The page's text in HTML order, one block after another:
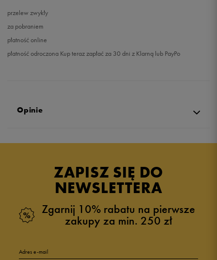
przelew zwykły
za pobraniem
płatność online
płatność odroczona Kup teraz zapłać za 30 dni z Klarną lub PayPo
Opinie
ZAPISZ SIĘ DO
NEWSLETTERA
Zgarnij 10% rabatu na pierwsze
zakupy za min. 250 zł
Adres e-mail